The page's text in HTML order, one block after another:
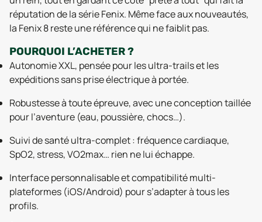
réputation de la série Fenix. Même face aux nouveautés,
la Fenix 8 reste une référence qui ne faiblit pas.
POURQUOI L’ACHETER ?
Autonomie XXL, pensée pour les ultra-trails et les
expéditions sans prise électrique à portée.
Robustesse à toute épreuve, avec une conception taillée
pour l’aventure (eau, poussière, chocs…).
Suivi de santé ultra-complet : fréquence cardiaque,
SpO2, stress, VO2max… rien ne lui échappe.
Interface personnalisable et compatibilité multi-
plateformes (iOS/Android) pour s’adapter à tous les
profils.